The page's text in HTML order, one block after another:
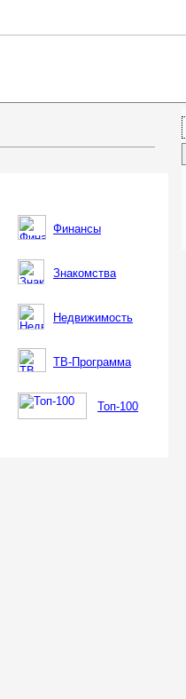
Финансы
Знакомства
Недвижимость
ТВ-Программа
Топ-100